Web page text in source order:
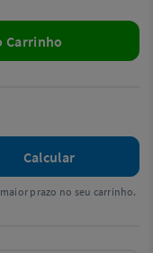
Carrinho
Calcular
prazo no seu carrinho.